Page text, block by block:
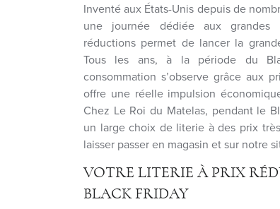
Inventé aux États-Unis depuis de
une journée dédiée aux grandes
réductions permet de lancer la
Tous les ans, à la période du
consommation s’observe grâce aux
offre une réelle impulsion
Chez Le Roi du Matelas, pendant le
un large choix de literie à des prix
laisser passer en magasin et sur notre
VOTRE LITERIE À PRIX
BLACK FRIDAY